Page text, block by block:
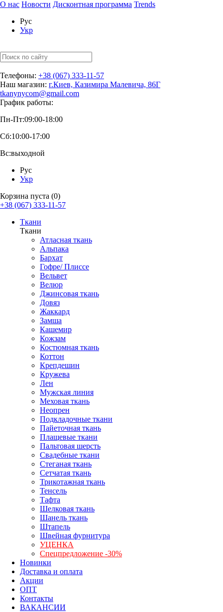
О нас Новости Дисконтная программа Trends
Рус
Укр
Телефоны: +38 (067) 333-11-57
Наш магазин: г.Киев, Казимира Малевича, 86Г
tkanynycom@gmail.com
График работы:
Пн-Пт:09:00-18:00
Сб:10:00-17:00
Вс:выходной
Рус
Укр
Корзина пуста (0)
+38 (067) 333-11-57
Ткани
Ткани
Атласная ткань
Альпака
Бархат
Гофре/ Плиссе
Вельвет
Велюр
Джинсовая ткань
Довяз
Жаккард
Замша
Кашемир
Кожзам
Костюмная ткань
Коттон
Крепдешин
Кружева
Лен
Мужская линия
Меховая ткань
Неопрен
Подкладочные ткани
Пайеточная ткань
Плащевые ткани
Пальтовая шерсть
Свадебные ткани
Стеганая ткань
Сетчатая ткань
Трикотажная ткань
Тенсель
Тафта
Шелковая ткань
Шанель ткань
Штапель
Швейная фурнитура
УЦЕНКА
Спецпредложение -30%
Новинки
Доставка и оплата
Акции
ОПТ
Контакты
ВАКАНСИИ